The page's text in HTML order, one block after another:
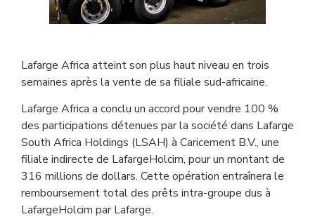
Lafarge Africa atteint son plus haut niveau en trois
semaines après la vente de sa filiale sud-africaine.
Lafarge Africa a conclu un accord pour vendre 100 %
des participations détenues par la société dans Lafarge
South Africa Holdings (LSAH) à Caricement B.V., une
filiale indirecte de LafargeHolcim, pour un montant de
316 millions de dollars. Cette opération entraînera le
remboursement total des prêts intra-groupe dus à
LafargeHolcim par Lafarge.